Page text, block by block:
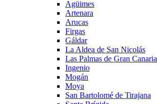
Agüimes
Artenara
Arucas
Firgas
Gáldar
La Aldea de San Nicolás
Las Palmas de Gran Canaria
Ingenio
Mogán
Moya
San Bartolomé de Tirajana